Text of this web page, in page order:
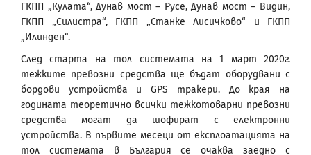
ГКПП „Кулата“, Дунав мост – Русе, Дунав мост – Видин,
ГКПП „Силистра“, ГКПП „Станке Лисичково“ и ГКПП
„Илинден“.
След старта на тол системата на 1 март 2020г.
тежките превозни средства ще бъдат оборудвани с
бордови устройства и GPS тракери. До края на
годината теоретично всички тежкотоварни превозни
средства могат да шофират с електронни
устройства. В първите месеци от експлоатацията на
тол системата в България се очаква заедно с